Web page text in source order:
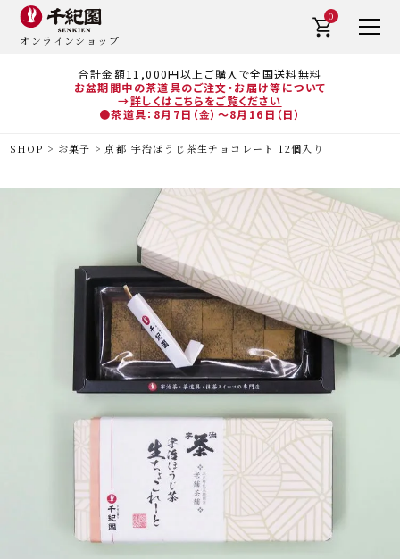
合計金額11,000円以上ご購入で全国送料無料
お盆期間中の茶道具のご注文・お届け等について
→詳しくはこちらをご覧ください
●茶道具：8月7日（金）～8月16日（日）
オンラインショップ
0
SHOP お菓子 京都 宇治ほうじ茶生チョコレート 12個入り